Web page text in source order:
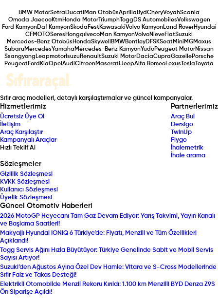
BMW MotorSetra Ducati Man OtobüsAprilia BydCheryVoyahScania
Omoda JaecooKtmHonda MotorTriumphTogg DS AutomobilesVolkswagen
Ford KamyonDaf KamyonSkoda FestKawasakiVolvo KamyonLand RoverHyundai
CFMOTOSeres Hongqı IvecoMan KamyonVolvoNieveFiatSuzuki
Mercedes-Benz Otobüs HondaSkywell BMWBentleyDFSKSeatMini MGMaxus
SubaruMercedesYamaha Mercedes-Benz KamyonYudoPeugeot MotorNissan
Ssangyong Leapmotor IsuzuRenaultSuzuki MotorDaciaCupraGazellePorsche
PeugeotFord KiaOpel AudiCitroenMaseratiJeepAlfa RomeoLexus Tesla Toyota
Sıfır araç modelleri, detaylı karşılaştırmalar ve güncel kampanyalar.
Hizmetlerimiz
Ücretsiz Üye Ol
İletişim
Araç Karşılaştır
Kampanyalı Araçlar
Hızlı Teklif Al
Partnerlerimiz
Araç Bul
Dersigo
TwinUp
Fiygo
İhalemetrik
İhale arama
Sözleşmeler
Gizlilik Sözleşmesi
KVKK Sözleşmesi
Kullanıcı Sözleşmesi
Üyelik Sözleşmesi
Güncel Otomotiv Haberleri
2026 MotoGP Heyecanı Tam Gaz Devam Ediyor: Yarış Takvimi, Yayın Kanalı
ve Başlama Saatleri!
Makyajlı Hyundai IONIQ 6 Türkiye’de: Fiyatı, Menzili ve Tüm Özellikleri
Açıklandı!
Togg Servis Ağını Hızla Büyütüyor: Türkiye Genelinde Sabit ve Mobil Servis
Sayısı Artıyor!
Suzuki’den Ağustos Ayına Özel Dev Hamle: Vitara ve S-Cross Modellerinde
Sıfır Faiz ve Takas Desteği!
Elektrikli Otomobilde Menzil Rekoru Kırıldı: 1.100 km Menzilli BYD Denza Z9S
Ön Siparişe Açıldı!